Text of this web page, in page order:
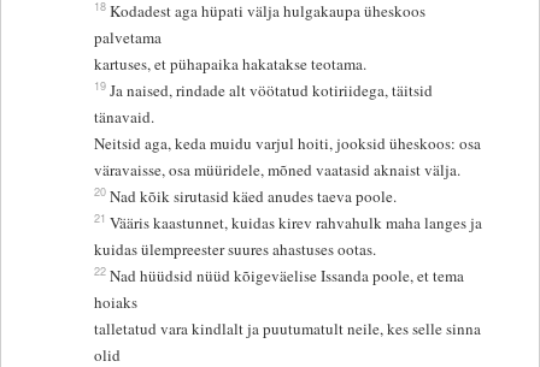
18 Kodadest aga hüpati välja hulgakaupa üheskoos
palvetama
kartuses, et pühapaika hakatakse teotama.
19 Ja naised, rindade alt vöötatud kotiriidega, täitsid
tänavaid.
Neitsid aga, keda muidu varjul hoiti, jooksid üheskoos: osa
väravaisse, osa müüridele, mõned vaatasid aknaist välja.
20 Nad kõik sirutasid käed anudes taeva poole.
21 Vääris kaastunnet, kuidas kirev rahvahulk maha langes ja
kuidas ülempreester suures ahastuses ootas.
22 Nad hüüdsid nüüd kõigeväelise Issanda poole, et tema
hoiaks
talletatud vara kindlalt ja puutumatult neile, kes selle sinna
olid